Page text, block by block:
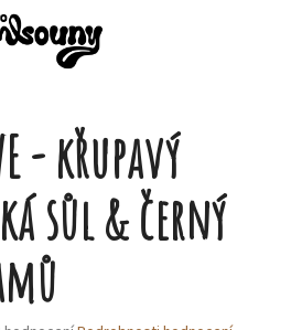
- křupavý
sůl & černý